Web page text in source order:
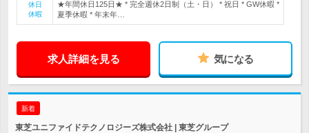
休日
休暇
★年間休日125日★ * 完全週休2日制（土・日） * 祝日 * GW休暇 *
夏季休暇 * 年末年…
求人詳細を見る 気になる
新着
東芝ユニファイドテクノロジーズ株式会社 | 東芝グループ